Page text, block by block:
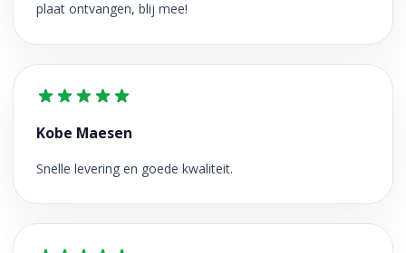
plaat ontvangen, blij mee!
Kobe Maesen
Snelle levering en goede kwaliteit.